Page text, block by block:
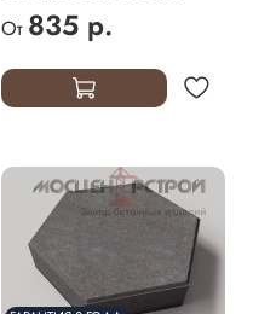
От 835 р.